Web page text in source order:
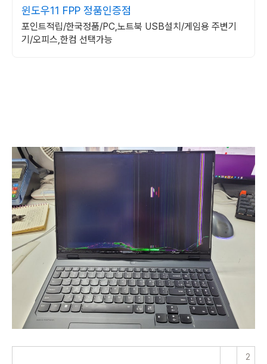
윈도우11 FPP 정품인증점
포인트적립/한국정품/PC,노트북 USB설치/게임용 주변기
기/오피스,한컴 선택가능
2